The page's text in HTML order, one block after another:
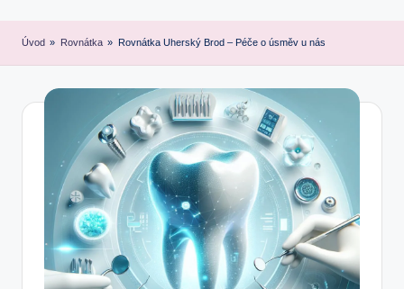
Úvod » Rovnátka » Rovnátka Uherský Brod – Péče o úsměv u nás